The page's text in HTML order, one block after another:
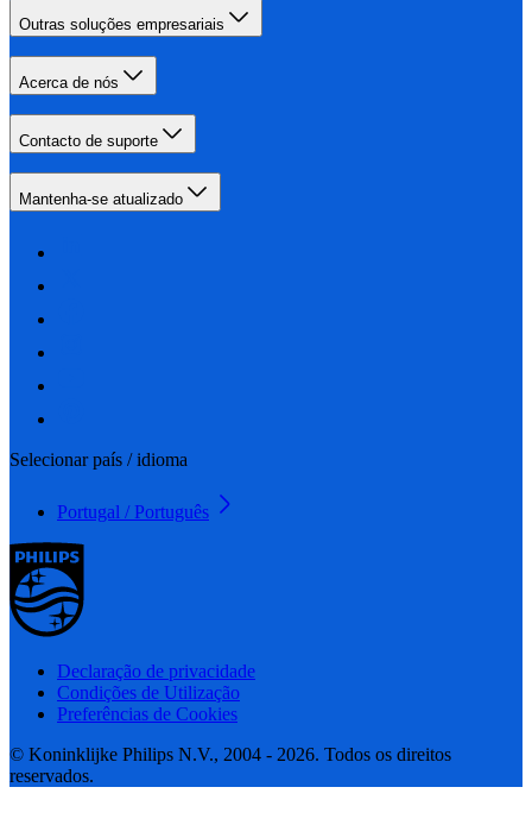
Outras soluções empresariais
Acerca de nós
Contacto de suporte
Mantenha-se atualizado
Selecionar país / idioma
Portugal / Português
Declaração de privacidade
Condições de Utilização
Preferências de Cookies
© Koninklijke Philips N.V., 2004 - 2026. Todos os direitos
reservados.